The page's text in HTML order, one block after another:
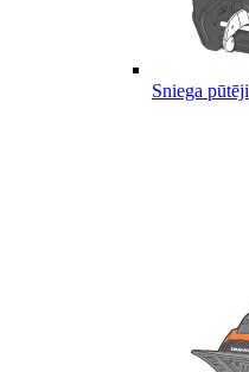
Sniega pūtēji